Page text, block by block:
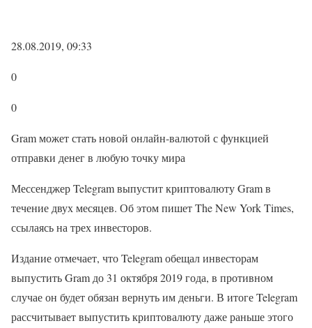
28.08.2019, 09:33
0
0
Gram может стать новой онлайн-валютой с функцией
отправки денег в любую точку мира
Мессенджер Telegram выпустит криптовалюту Gram в
течение двух месяцев. Об этом пишет The New York Times,
ссылаясь на трех инвесторов.
Издание отмечает, что Telegram обещал инвесторам
выпустить Gram до 31 октября 2019 года, в противном
случае он будет обязан вернуть им деньги. В итоге Telegram
рассчитывает выпустить криптовалюту даже раньше этого